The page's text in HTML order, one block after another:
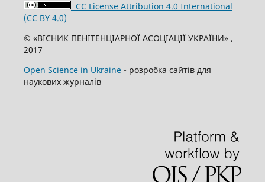
CC License Attribution 4.0 International
(CC BY 4.0)
© «ВІСНИК ПЕНІТЕНЦІАРНОЇ АСОЦІАЦІЇ УКРАЇНИ» ,
2017
Open Science in Ukraine- розробка сайтів для
наукових журналів